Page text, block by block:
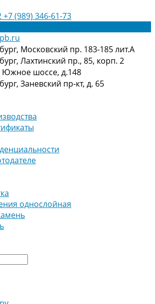
+7 (989) 346-61-73
Московский пр. 183-185 лит.А
Лахтинский пр., 85, корп. 2
Южное шоссе, д.148
Заневский пр-кт, д. 65
однослойная